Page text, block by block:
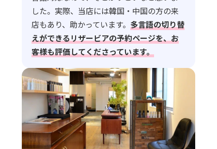
した。実際、当店には韓国・中国の方の来
店もあり、助かっています。 多言語の切り替
えができるリザービアの予約ページを、お
客様も評価してくださっています。